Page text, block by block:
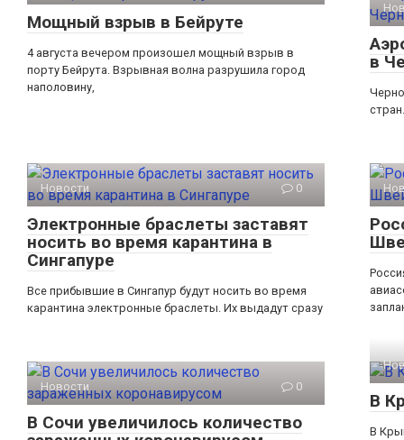
Мощный взрыв в Бейруте
4 августа вечером произошел мощный взрыв в
порту Бейрута. Взрывная волна разрушила город
наполовину,
в
Новости 0
Электронные браслеты заставят
носить во время карантина в
Сингапуре
Все прибывшие в Сингапур будут носить во время
карантина электронные браслеты. Их выдадут сразу
Новости 0
В Сочи увеличилось количество
В
В